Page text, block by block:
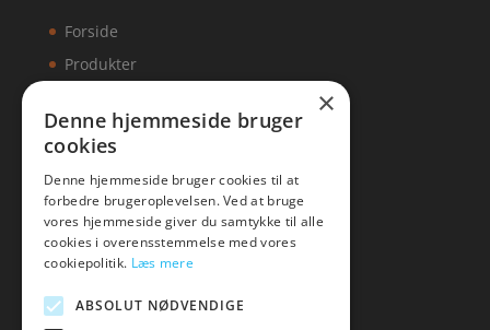
Forside
Produkter
Artikler
Malawigruppen
Mail:hej@malawigruppen.dk
×
Denne hjemmeside bruger
cookies
Denne hjemmeside bruger cookies til at
forbedre brugeroplevelsen. Ved at bruge
vores hjemmeside giver du samtykke til alle
cookies i overensstemmelse med vores
cookiepolitik. Læs mere
ABSOLUT NØDVENDIGE